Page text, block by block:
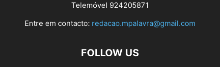
Telemóvel 924205871
Entre em contacto: redacao.mpalavra@gmail.com
FOLLOW US